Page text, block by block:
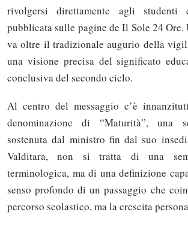
rivolgersi direttamente agli studenti
pubblicata sulle pagine de Il Sole 24 Ore.
va oltre il tradizionale augurio della
una visione precisa del significato
conclusiva del secondo ciclo.
Al centro del messaggio c’è
denominazione di “Maturità”, una
sostenuta dal ministro fin dal suo
Valditara, non si tratta di una
terminologica, ma di una definizione
senso profondo di un passaggio che
percorso scolastico, ma la crescita